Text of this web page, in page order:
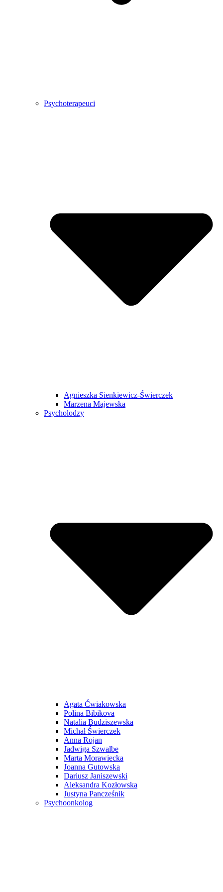
Psychoterapeuci
Agnieszka Sienkiewicz-Świerczek
Marzena Majewska
Psycholodzy
Agata Ćwiakowska
Polina Bibikova
Natalia Budziszewska
Michał Świerczek
Anna Rojan
Jadwiga Szwalbe
Marta Morawiecka
Joanna Gutowska
Dariusz Janiszewski
Aleksandra Kozłowska
Justyna Pancześnik
Psychoonkolog